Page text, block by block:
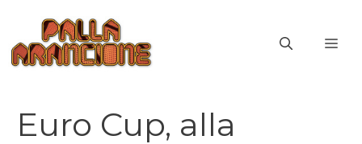
contenuto
Euro Cup, alla